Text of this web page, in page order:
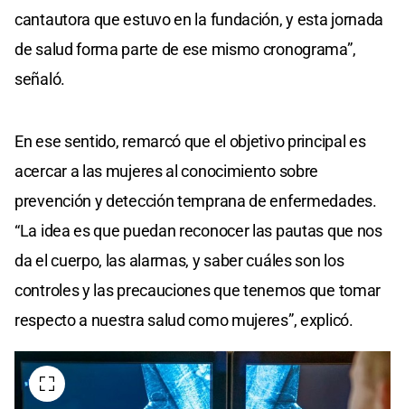
cantautora que estuvo en la fundación, y esta jornada
de salud forma parte de ese mismo cronograma”,
señaló.
En ese sentido, remarcó que el objetivo principal es
acercar a las mujeres al conocimiento sobre
prevención y detección temprana de enfermedades.
“La idea es que puedan reconocer las pautas que nos
da el cuerpo, las alarmas, y saber cuáles son los
controles y las precauciones que tenemos que tomar
respecto a nuestra salud como mujeres”, explicó.